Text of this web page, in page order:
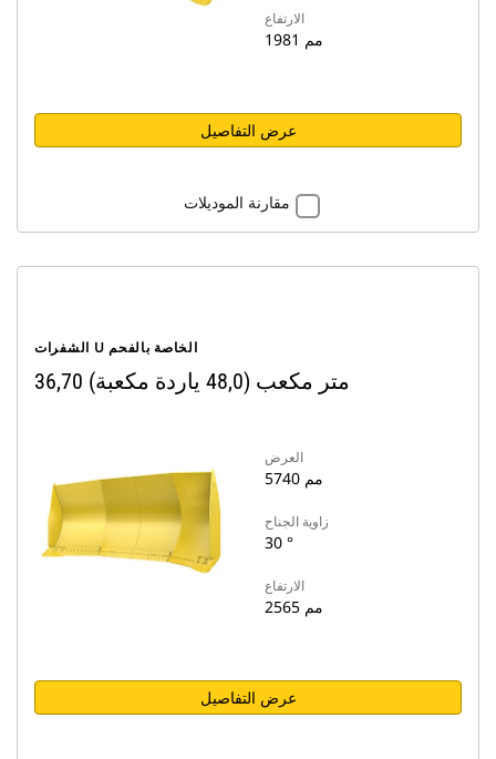
الارتفاع
1981 مم
عرض التفاصيل
مقارنة الموديلات
الشفرات U الخاصة بالفحم
36,70 متر مكعب (48,0 ياردة مكعبة)
العرض
5740 مم
زاوية الجناح
30 °
الارتفاع
2565 مم
عرض التفاصيل